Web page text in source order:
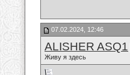
07.02.2024, 12:46
ALISHER ASQ1
Живу я здесь